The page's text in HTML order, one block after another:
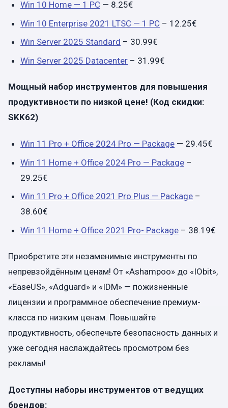
Win 10 Home — 1 PC — 8.25€
Win 10 Enterprise 2021 LTSC — 1 PC – 12.25€
Win Server 2025 Standard – 30.99€
Win Server 2025 Datacenter – 31.99€
Мощный набор инструментов для повышения
продуктивности по низкой цене! (Код скидки:
SKK62)
Win 11 Pro + Office 2024 Pro — Package — 29.45€
Win 11 Home + Office 2024 Pro — Package –
29.25€
Win 11 Pro + Office 2021 Pro Plus — Package –
38.60€
Win 11 Home + Office 2021 Pro- Package – 38.19€
Приобретите эти незаменимые инструменты по
непревзойдённым ценам! От «Ashampoo» до «IObit»,
«EaseUS», «Adguard» и «IDM» — пожизненные
лицензии и программное обеспечение премиум-
класса по низким ценам. Повышайте
продуктивность, обеспечьте безопасность данных и
уже сегодня наслаждайтесь просмотром без
рекламы!
Доступны наборы инструментов от ведущих
брендов: